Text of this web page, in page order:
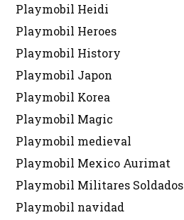
Playmobil Heidi
Playmobil Heroes
Playmobil History
Playmobil Japon
Playmobil Korea
Playmobil Magic
Playmobil medieval
Playmobil Mexico Aurimat
Playmobil Militares Soldados
Playmobil navidad